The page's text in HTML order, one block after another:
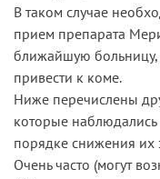
В таком случае
прием препарата
ближайшую больницу,
привести к коме.
Ниже перечислены
которые
порядке снижения их
Очень часто (могут